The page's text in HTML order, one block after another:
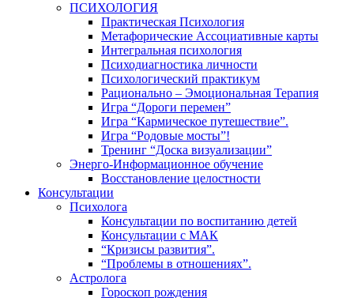
ПСИХОЛОГИЯ
Практическая Психология
Метафорические Ассоциативные карты
Интегральная психология
Психодиагностика личности
Психологический практикум
Рационально – Эмоциональная Терапия
Игра “Дороги перемен”
Игра “Кармическое путешествие”.
Игра “Родовые мосты”!
Тренинг “Доска визуализации”
Энерго-Информационное обучение
Восстановление целостности
Консультации
Психолога
Консультации по воспитанию детей
Консультации с МАК
“Кризисы развития”.
“Проблемы в отношениях”.
Астролога
Гороскоп рождения